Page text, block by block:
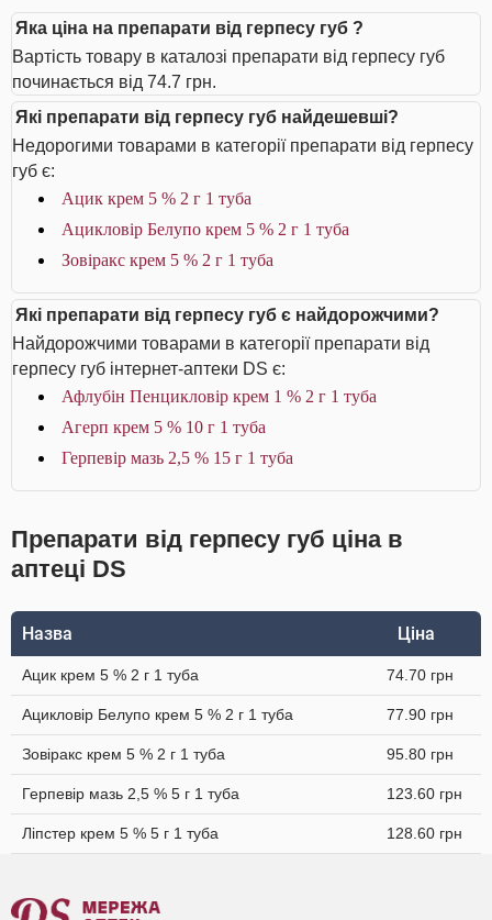
Яка ціна на препарати від герпесу губ ?
Вартість товару в каталозі препарати від герпесу губ
починається від 74.7 грн.
Які препарати від герпесу губ найдешевші?
Недорогими товарами в категорії препарати від герпесу
губ є:
Ацик крем 5 % 2 г 1 туба
Ацикловір Белупо крем 5 % 2 г 1 туба
Зовіракс крем 5 % 2 г 1 туба
Які препарати від герпесу губ є найдорожчими?
Найдорожчими товарами в категорії препарати від
герпесу губ інтернет-аптеки DS є:
Афлубін Пенцикловір крем 1 % 2 г 1 туба
Агерп крем 5 % 10 г 1 туба
Герпевір мазь 2,5 % 15 г 1 туба
Препарати від герпесу губ ціна в
аптеці DS
Назва Ціна
Ацик крем 5 % 2 г 1 туба 74.70 грн
Ацикловір Белупо крем 5 % 2 г 1 туба 77.90 грн
Зовіракс крем 5 % 2 г 1 туба 95.80 грн
Герпевір мазь 2,5 % 5 г 1 туба 123.60 грн
Ліпстер крем 5 % 5 г 1 туба 128.60 грн